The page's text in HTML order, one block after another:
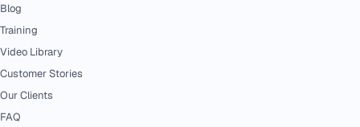
Blog
Training
Video Library
Customer Stories
Our Clients
FAQ